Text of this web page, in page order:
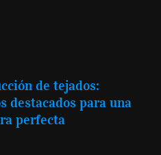
de tejados:
destacados para una
perfecta